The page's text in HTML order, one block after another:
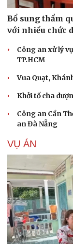
Bổ sung thẩm
với nhiều chức
Công an xử lý
TP.HCM
Vua Quạt,
Khởi tố cha
Công an Cần
an Đà Nẵng
VỤ ÁN